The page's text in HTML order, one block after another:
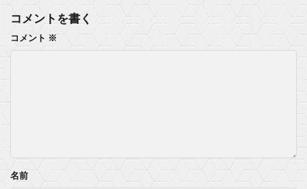
コメントを書く
コメント ※
名前